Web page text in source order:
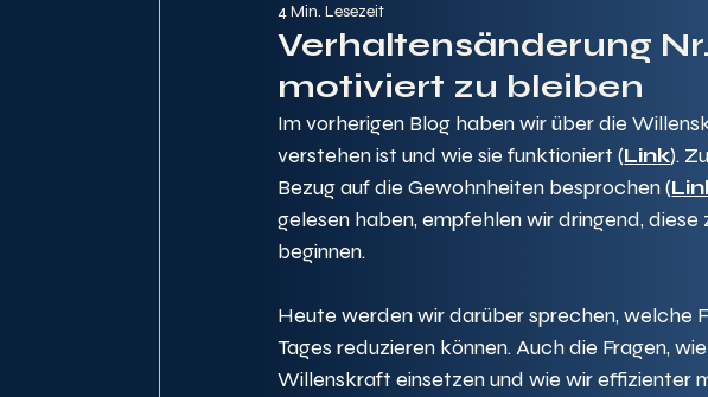
Verhaltensänderung
motiviert zu bleiben
4 Min. Lesezeit
Im vorherigen Blog haben wir über die
verstehen ist und wie sie funktioniert (Link).
Bezug auf die Gewohnheiten besprochen (
gelesen haben, empfehlen wir dringend, diese
beginnen.
Heute werden wir darüber sprechen, welche
Tages reduzieren können. Auch die Fragen,
Willenskraft einsetzen und wie wir